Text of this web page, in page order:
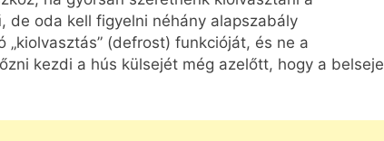
de oda kell figyelni néhány alapszabály
(defrost) funkcióját, és ne a
kezdi a hús külsejét még azelőtt, hogy a belseje